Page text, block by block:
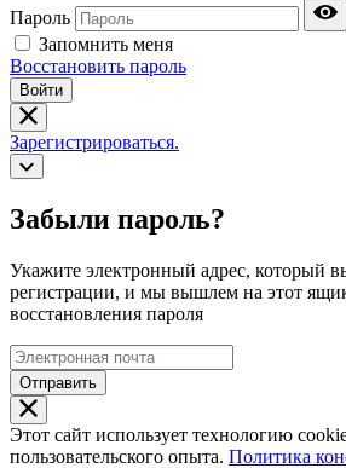
Пароль
Запомнить меня
Восстановить пароль
Войти
Зарегистрироваться.
Забыли пароль?
Укажите электронный адрес, который
регистрации, и мы вышлем на этот
восстановления пароля
Отправить
Этот сайт использует технологию
пользовательского опыта. Политика